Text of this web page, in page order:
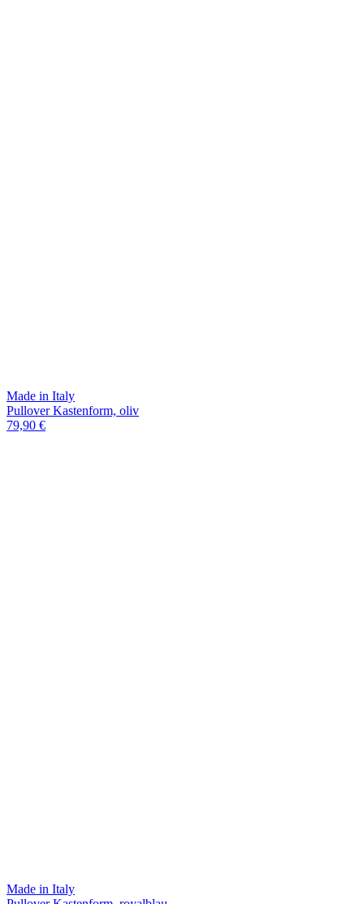
Made in Italy
Pullover Kastenform, oliv
79,90 €
Made in Italy